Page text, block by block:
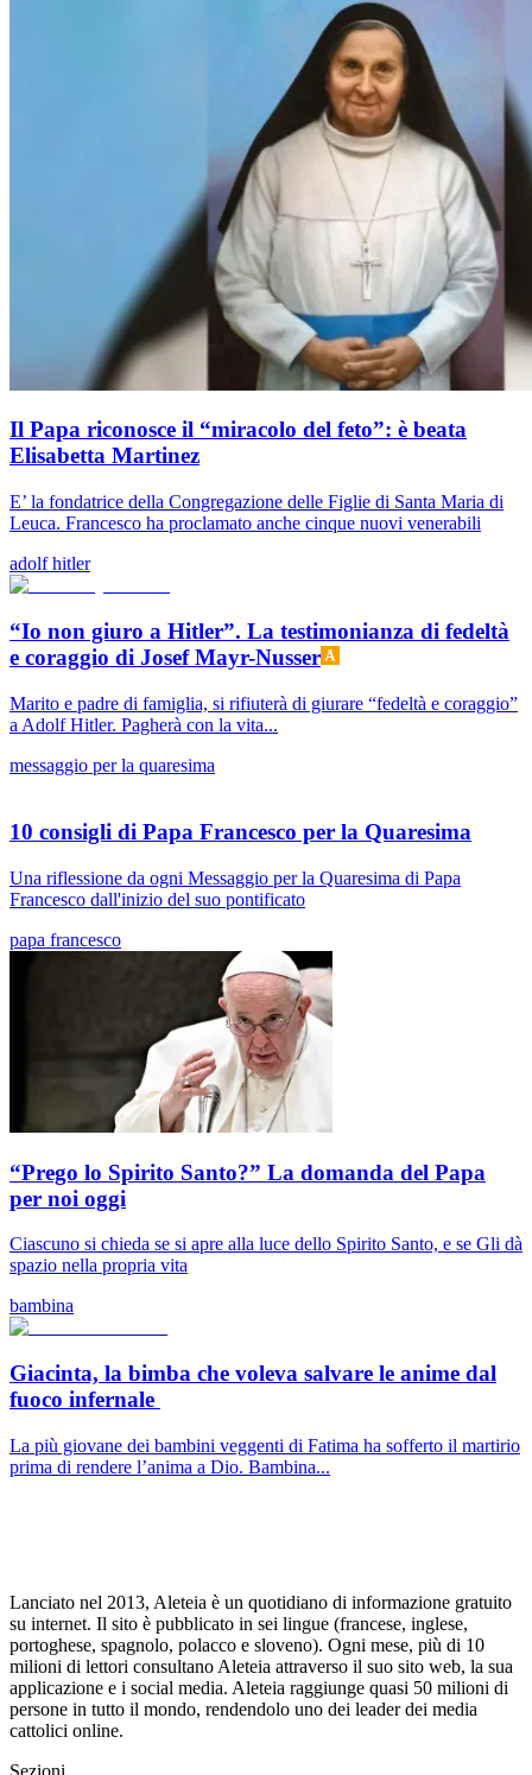
Il Papa riconosce il “miracolo del feto”: è beata
Elisabetta Martinez
E’ la fondatrice della Congregazione delle Figlie di Santa Maria di
Leuca. Francesco ha proclamato anche cinque nuovi venerabili
adolf hitler
“Io non giuro a Hitler”. La testimonianza di fedeltà
e coraggio di Josef Mayr-Nusser
Marito e padre di famiglia, si rifiuterà di giurare “fedeltà e coraggio”
a Adolf Hitler. Pagherà con la vita...
messaggio per la quaresima
10 consigli di Papa Francesco per la Quaresima
Una riflessione da ogni Messaggio per la Quaresima di Papa
Francesco dall'inizio del suo pontificato
papa francesco
“Prego lo Spirito Santo?” La domanda del Papa
per noi oggi
Ciascuno si chieda se si apre alla luce dello Spirito Santo, e se Gli dà
spazio nella propria vita
bambina
Giacinta, la bimba che voleva salvare le anime dal
fuoco infernale
La più giovane dei bambini veggenti di Fatima ha sofferto il martirio
prima di rendere l’anima a Dio. Bambina...
Lanciato nel 2013, Aleteia è un quotidiano di informazione gratuito
su internet. Il sito è pubblicato in sei lingue (francese, inglese,
portoghese, spagnolo, polacco e sloveno). Ogni mese, più di 10
milioni di lettori consultano Aleteia attraverso il suo sito web, la sua
applicazione e i social media. Aleteia raggiunge quasi 50 milioni di
persone in tutto il mondo, rendendolo uno dei leader dei media
cattolici online.
Sezioni